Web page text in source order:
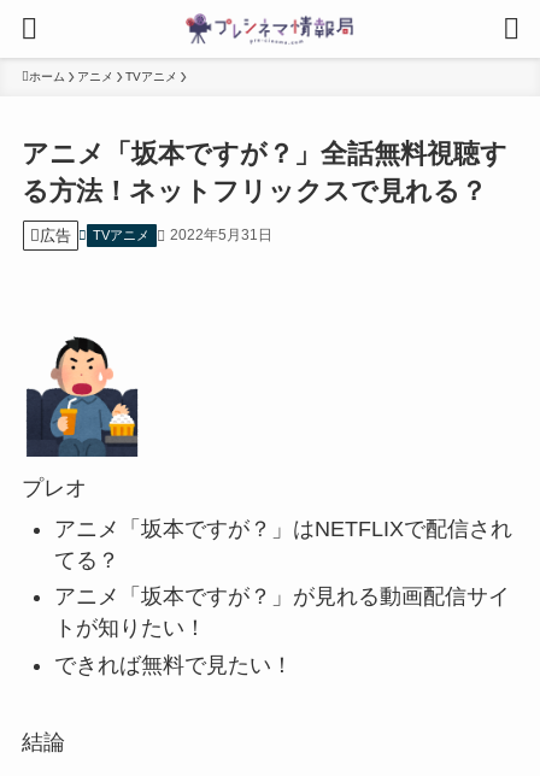
ホーム アニメ TVアニメ
アニメ「坂本ですが？」全話無料視聴す
る方法！ネットフリックスで見れる？
広告 TVアニメ 2022年5月31日
プレオ
アニメ「坂本ですが？」はNETFLIXで配信され
てる？
アニメ「坂本ですが？」が見れる動画配信サイ
トが知りたい！
できれば無料で見たい！
結論